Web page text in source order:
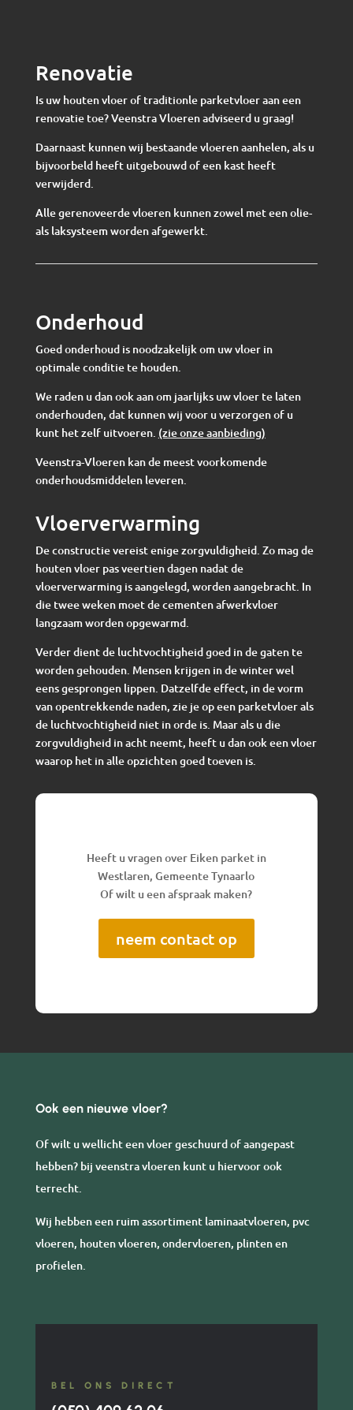
Renovatie
Is uw houten vloer of traditionle parketvloer aan een
renovatie toe? Veenstra Vloeren adviseerd u graag!
Daarnaast kunnen wij bestaande vloeren aanhelen, als u
bijvoorbeld heeft uitgebouwd of een kast heeft
verwijderd.
Alle gerenoveerde vloeren kunnen zowel met een olie-
als laksysteem worden afgewerkt.
Onderhoud
Goed onderhoud is noodzakelijk om uw vloer in
optimale conditie te houden.
We raden u dan ook aan om jaarlijks uw vloer te laten
onderhouden, dat kunnen wij voor u verzorgen of u
kunt het zelf uitvoeren. (zie onze aanbieding)
Veenstra-Vloeren kan de meest voorkomende
onderhoudsmiddelen leveren.
Vloerverwarming
De constructie vereist enige zorgvuldigheid. Zo mag de
houten vloer pas veertien dagen nadat de
vloerverwarming is aangelegd, worden aangebracht. In
die twee weken moet de cementen afwerkvloer
langzaam worden opgewarmd.
Verder dient de luchtvochtigheid goed in de gaten te
worden gehouden. Mensen krijgen in de winter wel
eens gesprongen lippen. Datzelfde effect, in de vorm
van opentrekkende naden, zie je op een parketvloer als
de luchtvochtigheid niet in orde is. Maar als u die
zorgvuldigheid in acht neemt, heeft u dan ook een vloer
waarop het in alle opzichten goed toeven is.
Heeft u vragen over Eiken parket in
Westlaren, Gemeente Tynaarlo
Of wilt u een afspraak maken?
neem contact op
Ook een nieuwe vloer?
Of wilt u wellicht een vloer geschuurd of aangepast
hebben? bij veenstra vloeren kunt u hiervoor ook
terrecht.
Wij hebben een ruim assortiment laminaatvloeren, pvc
vloeren, houten vloeren, ondervloeren, plinten en
profielen.
BEL ONS DIRECT